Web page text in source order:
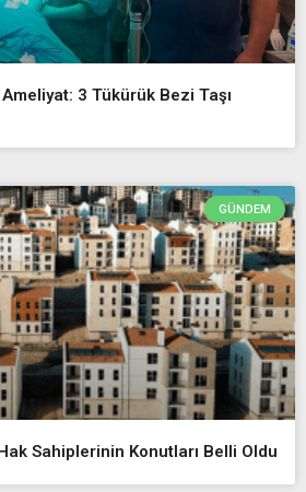
Ameliyat: 3 Tükürük Bezi Taşı
GÜNDEM
Sahiplerinin Konutları Belli Oldu